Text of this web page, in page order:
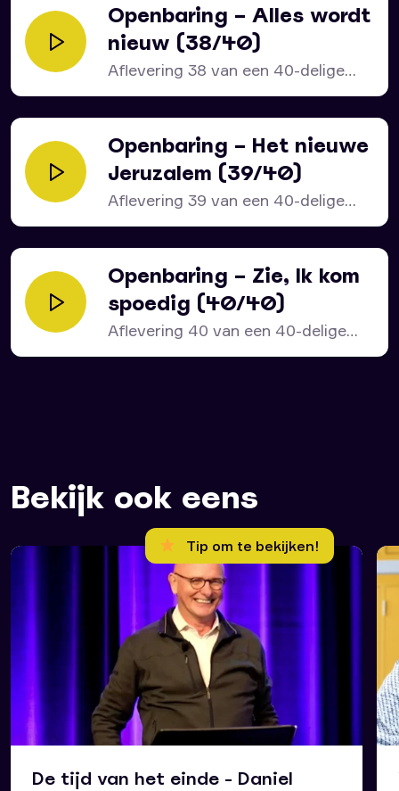
Openbaring – Alles wordt
nieuw (38/40)
Aflevering 38 van een 40-delige
serie over het bijbelboek...
Openbaring – Het nieuwe
Jeruzalem (39/40)
Aflevering 39 van een 40-delige
serie over het bijbelboek...
Openbaring – Zie, Ik kom
spoedig (40/40)
Aflevering 40 van een 40-delige
serie over het bijbelboek...
Bekijk ook eens
Tip om te bekijken!
De tijd van het einde - Daniel